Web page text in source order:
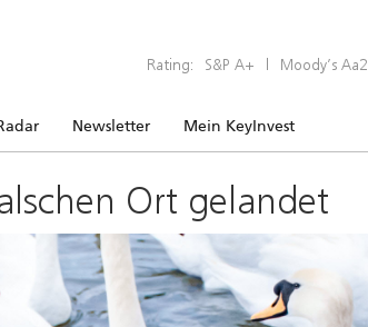
Rating: S&P A+ | Moody’s Aa2
Newsletter Mein KeyInvest
Ort gelandet